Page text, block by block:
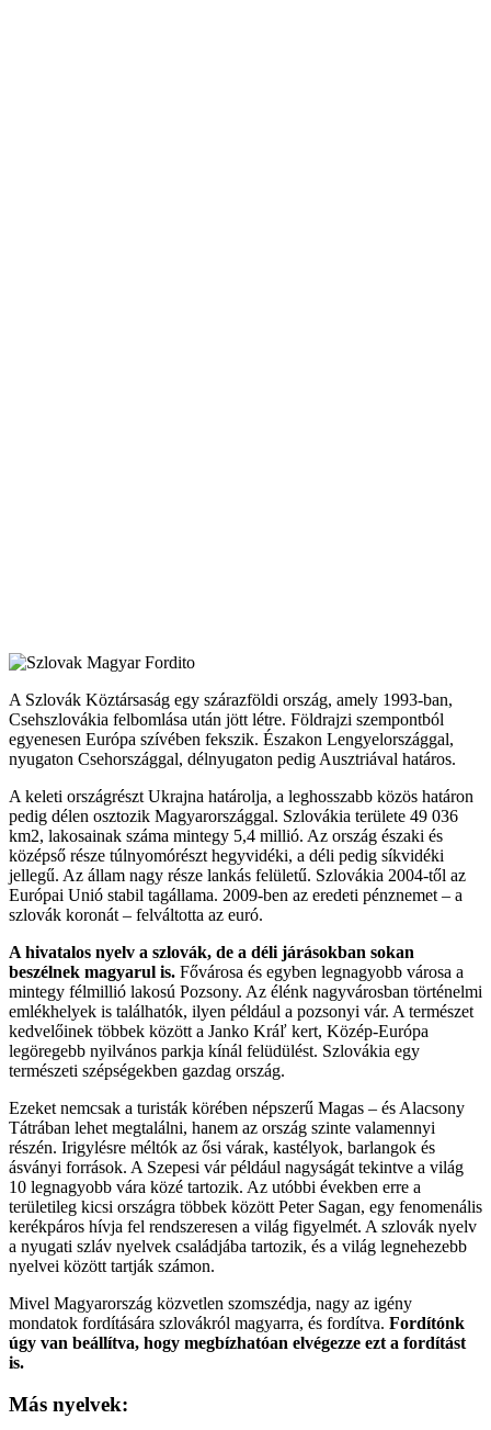
A Szlovák Köztársaság egy szárazföldi ország, amely 1993-ban,
Csehszlovákia felbomlása után jött létre. Földrajzi szempontból
egyenesen Európa szívében fekszik. Északon Lengyelországgal,
nyugaton Csehországgal, délnyugaton pedig Ausztriával határos.
A keleti országrészt Ukrajna határolja, a leghosszabb közös határon
pedig délen osztozik Magyarországgal. Szlovákia területe 49 036
km2, lakosainak száma mintegy 5,4 millió. Az ország északi és
középső része túlnyomórészt hegyvidéki, a déli pedig síkvidéki
jellegű. Az állam nagy része lankás felületű. Szlovákia 2004-től az
Európai Unió stabil tagállama. 2009-ben az eredeti pénznemet – a
szlovák koronát – felváltotta az euró.
A hivatalos nyelv a szlovák, de a déli járásokban sokan
beszélnek magyarul is. Fővárosa és egyben legnagyobb városa a
mintegy félmillió lakosú Pozsony. Az élénk nagyvárosban történelmi
emlékhelyek is találhatók, ilyen például a pozsonyi vár. A természet
kedvelőinek többek között a Janko Kráľ kert, Közép-Európa
legöregebb nyilvános parkja kínál felüdülést. Szlovákia egy
természeti szépségekben gazdag ország.
Ezeket nemcsak a turisták körében népszerű Magas – és Alacsony
Tátrában lehet megtalálni, hanem az ország szinte valamennyi
részén. Irigylésre méltók az ősi várak, kastélyok, barlangok és
ásványi források. A Szepesi vár például nagyságát tekintve a világ
10 legnagyobb vára közé tartozik. Az utóbbi években erre a
területileg kicsi országra többek között Peter Sagan, egy fenomenális
kerékpáros hívja fel rendszeresen a világ figyelmét. A szlovák nyelv
a nyugati szláv nyelvek családjába tartozik, és a világ legnehezebb
nyelvei között tartják számon.
Mivel Magyarország közvetlen szomszédja, nagy az igény
mondatok fordítására szlovákról magyarra, és fordítva. Fordítónk
úgy van beállítva, hogy megbízhatóan elvégezze ezt a fordítást
is.
Más nyelvek: